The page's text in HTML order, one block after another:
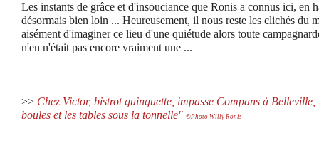
Les instants de grâce et d'insouciance que Ronis a connus ici, en
désormais bien loin ... Heureusement, il nous reste les clichés du
aisément d'imaginer ce lieu d'une quiétude alors toute
n'en n'était pas encore vraiment une ...
>> Chez Victor, bistrot guinguette, impasse Compans à
boules et les tables sous la tonnelle" ©Photo Willy Ronis